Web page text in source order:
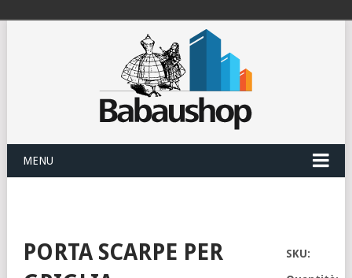
MENU
PORTA SCARPE PER
SKU: